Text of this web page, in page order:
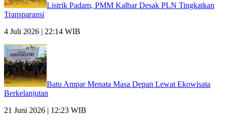
Listrik Padam, PMM Kalbar Desak PLN Tingkatkan
Transparansi
4 Juli 2026 | 22:14 WIB
Batu Ampar Menata Masa Depan Lewat Ekowisata
Berkelanjutan
21 Juni 2026 | 12:23 WIB